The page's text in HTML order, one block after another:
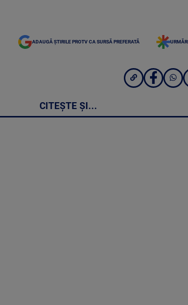
ADAUGĂ ȘTIRILE PROTV CA SURSĂ PREFERATĂ
CITEȘTE ȘI...